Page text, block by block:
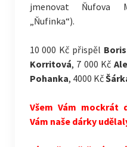
jmenovat Ňufova
„Ňufinka“).
10 000 Kč přispěl
Korritová, 7 000 Kč
Pohanka, 4000 Kč
Všem Vám mockrát
Vám naše dárky